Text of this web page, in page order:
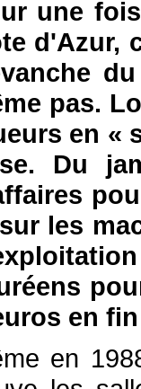
une
d'Azur,
pas.
en «
Du
les
en
en